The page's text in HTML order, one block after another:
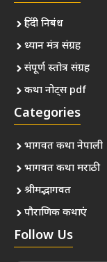
हिंदी निबंध
ध्यान मंत्र संग्रह
संपूर्ण स्तोत्र संग्रह
कथा नोट्स pdf
Categories
भागवत कथा नेपाली
भागवत कथा मराठी
श्रीमद्भागवत
पौराणिक कथाएं
Follow Us